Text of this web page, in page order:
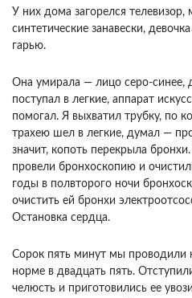
У них дома загорелся телевизор,
синтетические занавески,
гарью.
Она умирала — лицо серо-синее,
поступал в легкие, аппарат
помогал. Я выхватил трубку, по
трахею шел в легкие, думал —
значит, копоть перекрыла
провели бронхоскопию и
годы в полвторого ночи
очистить ей бронхи
Остановка сердца.
Сорок пять минут мы проводили
норме в двадцать пять.
челюсть и приготовились ее